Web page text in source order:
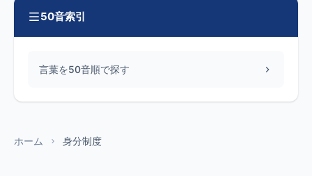
50音索引
言葉を50音順で探す
ホーム 身分制度